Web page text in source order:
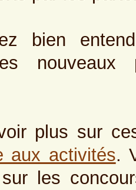
bien
nouveaux
plus sur
aux activités.
sur les